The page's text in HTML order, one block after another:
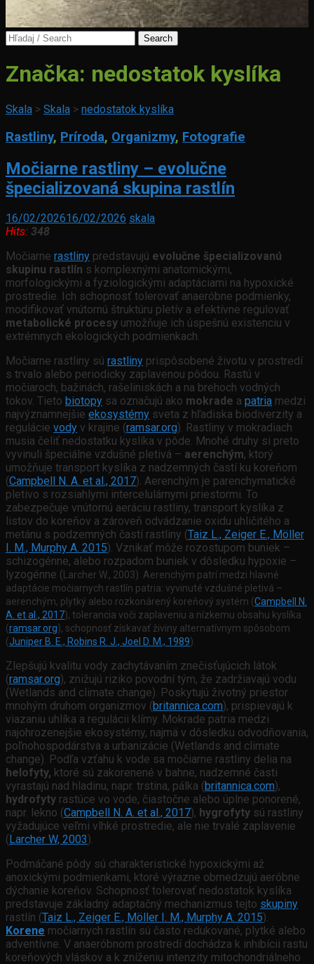
Search
Značka: nedostatok kyslíka
Skala > Skala > nedostatok kyslíka
Rastliny, Príroda, Organizmy, Fotografie
Močiarne rastliny – evolučne
špecializovaná skupina rastlín
16/02/202616/02/2026 skala
Hits: 348
Močiarne rastliny predstavujú evolučne špecializovanú
skupinu rastlín s komplexnými anatomickými,
morfologickými a fyziologickými adaptáciami na hypoxické
prostredie. Ich schopnosť tolerovať anaeróbne podmienky,
modifikovať vnútornú štruktúru pletív a efektívne regulovať
metabolické procesy umožňuje ich úspešnú existenciu v
extrémnych ekologických podmienkach.
Močiarne rastliny sú rastliny prispôsobené životu v prostredí
s trvalo alebo periodicky zaplavenou pôdou. Rastú v
močiaroch, bažinách, rašeliniskách a na brehoch vodných
tokov. Tieto biotopy sa označujú ako mokrade a patria medzi
najvýznamnejšie ekosystémy sveta z hľadiska biodiverzity a
regulácie vody v krajine (ramsar.org). Rastliny v mokradiach
musia čeliť nedostatku kyslíka v pôde. Mnohé druhy si preto
vyvinuli špeciálne vzdušné pletivá – aerenchým, ktorý
umožňuje transport kyslíka z nadzemných častí ku koreňom
(Campbell N. A. et al., 2017). Aerenchým je parenchymatické
pletivo s rozsiahlymi intercelulárnymi priestormi. To
zabezpečuje vnútornú aeráciu rastliny, transport kyslíka z
listov do koreňov a zároveň odvádzanie oxidu uhličitého a
metánu s podzemných častí rastliny (Taiz L., Zeiger E., Möller
I. M., Murphy A. 2015). Vznikať môže rozostupom buniek –
schizogénne, alebo rozpadom buniek v dôsledku hypoxie –
lyzogénne (Larcher W., 2003). Aerenchým patrí medzi hlavné
adaptácie močiarnych rastlín patria: vyvinuté vzdušné pletivá –
aerenchým, plytký alebo rozkonárený koreňový systém (Campbell N.
A. et al., 2017), tolerancia voči zaplaveniu a nízkemu obsahu kyslíka
(ramsar.org), schopnosť získavať živiny alternatívnym spôsobom
(Juniper B. E., Robins R. J., Joel D. M., 1989).
Zlepšujú kvalitu vody zachytávaním znečisťujúcich látok
(ramsar.org), znižujú riziko povodní tým, že zadržiavajú vodu
(Wetlands and climate change). Poskytujú životný priestor
mnohým druhom organizmov (britannica.com), prispievajú k
viazaniu uhlíka a regulácii klímy. Mokrade patria medzi
najohrozenejšie ekosystémy, najmä v dôsledku odvodňovania,
poľnohospodárstva a urbanizácie (Wetlands and climate
change). Podľa vzťahu k vode sa močiarne rastliny delia na
helofyty, ktoré sú zakorenené v bahne, nadzemné časti
vyrastajú nad hladinu, napr. trstina, pálka (britannica.com),
hydrofyty rastúce vo vode, čiastočne alebo úplne ponorené,
napr. lekno (Campbell N. A. et al., 2017), hygrofyty sú rastliny
vyžadujúce veľmi vlhké prostredie, ale nie trvalé zaplavenie
( Larcher W, 2003).
Podmáčané pôdy sú charakteristické hypoxickými až
anoxickými podmienkami, ktoré výrazne obmedzujú aeróbne
dýchanie koreňov. Schopnosť tolerovať nedostatok kyslíka
predstavuje základný adaptačný mechanizmus tejto skupiny
rastlín (Taiz L., Zeiger E., Möller I. M., Murphy A. 2015).
Korene močiarnych rastlín sú často redukované, plytké alebo
adventívne. V anaeróbnom prostredí dochádza k inhibícii rastu
koreňových vláskov a k zníženiu intenzity mitochondriálneho